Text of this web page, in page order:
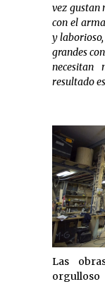
vez gustan
con el
y
grandes
necesitan
resultado
Las
orgulloso